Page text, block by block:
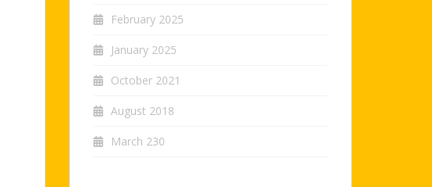
February 2025
January 2025
October 2021
August 2018
March 230